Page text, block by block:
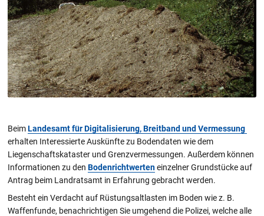
BeimLandesamt für Digitalisierung, Breitband und Vermessung
erhalten Interessierte Auskünfte zu Bodendaten wie dem
Liegenschaftskataster und Grenzvermessungen. Außerdem können
Informationen zu denBodenrichtwerteneinzelner Grundstücke auf
Antrag beim Landratsamt in Erfahrung gebracht werden.
Besteht ein Verdacht auf Rüstungsaltlasten im Boden wie z. B.
Waffenfunde, benachrichtigen Sie umgehend die Polizei, welche alle